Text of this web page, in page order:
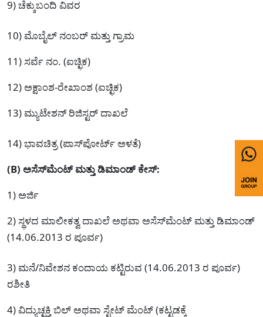
9) ಚೆಕ್ಕುಬಂದಿ ವಿವರ
10) ಮೊಬೈಲ್ ನಂಬರ್ ಮತ್ತು ಗ್ರಾಮ
11) ಸರ್ವೆ ನಂ. (ಐಚ್ಛಿಕ)
12) ಅಕ್ಷಾಂಶ-ರೇಖಾಂಶ (ಐಚ್ಛಿಕ)
13) ಮ್ಯುಟೇಶನ್ ರಿಜಿಸ್ಟರ್ ದಾಖಲೆ
14) ಭಾವಚಿತ್ರ (ಪಾಸ್‌ಪೋರ್ಟ್ ಅಳತೆ)
(B) ಅಸೆಸ್‌ಮೆಂಟ್ ಮತ್ತು ಡಿಮಾಂಡ್ ಕೇಸ್:
1) ಅರ್ಜಿ
2) ಸ್ಥಳದ ಮಾಲೀಕತ್ವ ದಾಖಲೆ ಅಥವಾ ಅಸೆಸ್‌ಮೆಂಟ್ ಮತ್ತು ಡಿಮಾಂಡ್
(14.06.2013 ರ ಪೂರ್ವ)
3) ಮನೆ/ನಿವೇಶನ ಕಂದಾಯ ಕಟ್ಟಿರುವ (14.06.2013 ರ ಪೂರ್ವ)
ರಶೀತಿ
4) ವಿದ್ಯುಚ್ಛಕ್ತಿ ಬಿಲ್ ಅಥವಾ ಸ್ಟೇಟ್ ಮೆಂಟ್ (ಕಟ್ಟಡಕ್ಕೆ